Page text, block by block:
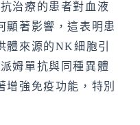
治療的患者對血液
顯著影響，這表明患
來源的NK細胞引
姆單抗與同種異體
強免疫功能，特別